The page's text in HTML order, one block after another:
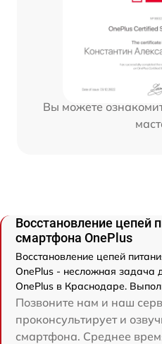
Вы можете
Восстановление цепей
смартфона OnePlus
Восстановление цепей
OnePlus - несложная задача
OnePlus в Краснодаре.
Позвоните нам и наш
проконсультирует и
смартфона. Среднее